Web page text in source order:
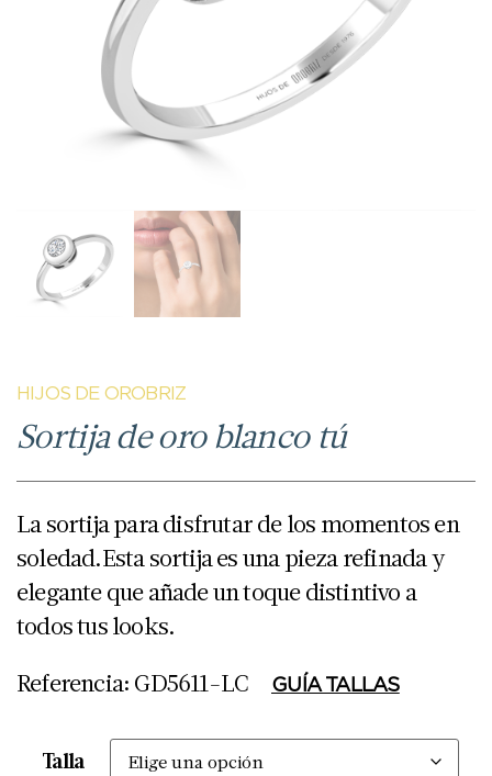
HIJOS DE OROBRIZ
Sortija de oro blanco tú
La sortija para disfrutar de los momentos en
soledad.Esta sortija es una pieza refinada y
elegante que añade un toque distintivo a
todos tus looks.
Referencia: GD5611-LC
GUÍA TALLAS
Talla